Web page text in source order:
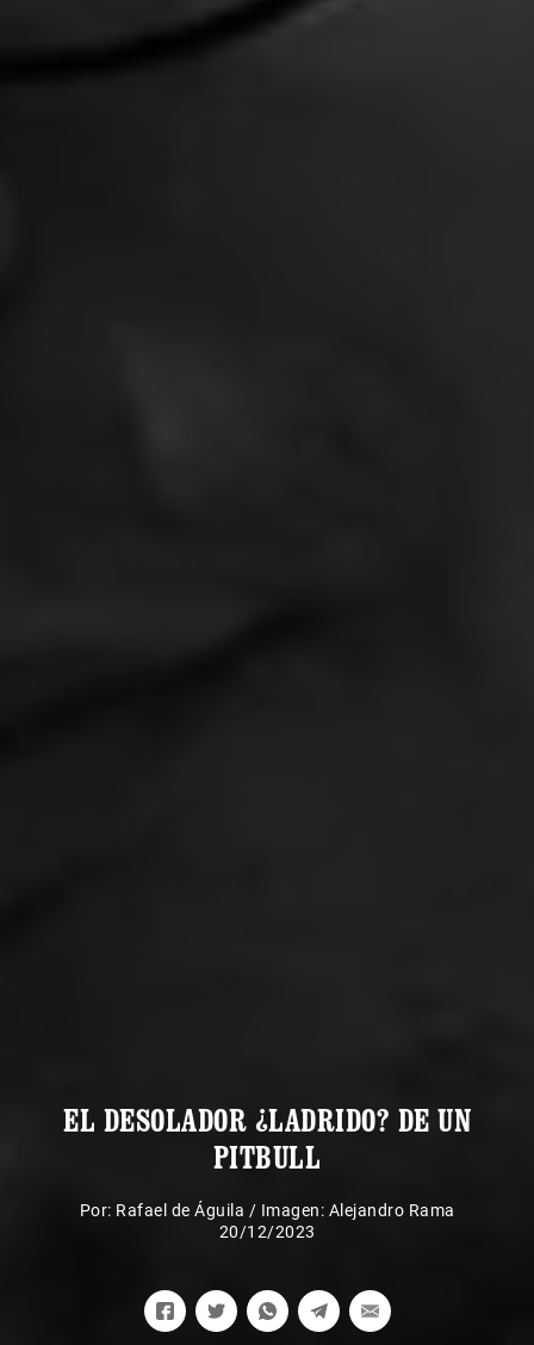
EL DESOLADOR ¿LADRIDO? DE UN
PITBULL
Por: Rafael de Águila / Imagen: Alejandro Rama
20/12/2023